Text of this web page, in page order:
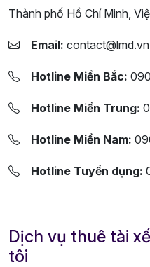
Thành phố Hồ Chí Minh,
Email: contact@lmd.vn
Hotline Miền Bắc:
Hotline Miền Trung:
Hotline Miền Nam:
Hotline Tuyển dụng:
Dịch vụ thuê tài
tôi